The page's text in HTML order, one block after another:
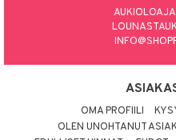
OMA PROFIILI
OLEN UNOHTANUT